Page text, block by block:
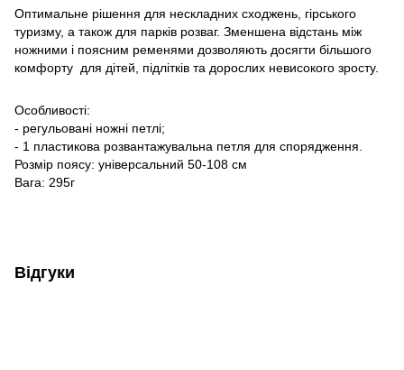
Оптимальне рішення для нескладних сходжень, гірського
туризму, а також для парків розваг. Зменшена відстань між
ножними і поясним ременями дозволяють досягти більшого
комфорту для дітей, підлітків та дорослих невисокого зросту.
Особливості:
- регульовані ножні петлі;
- 1 пластикова розвантажувальна петля для спорядження.
Розмір поясу: універсальний 50-108 см
Вага: 295г
Відгуки